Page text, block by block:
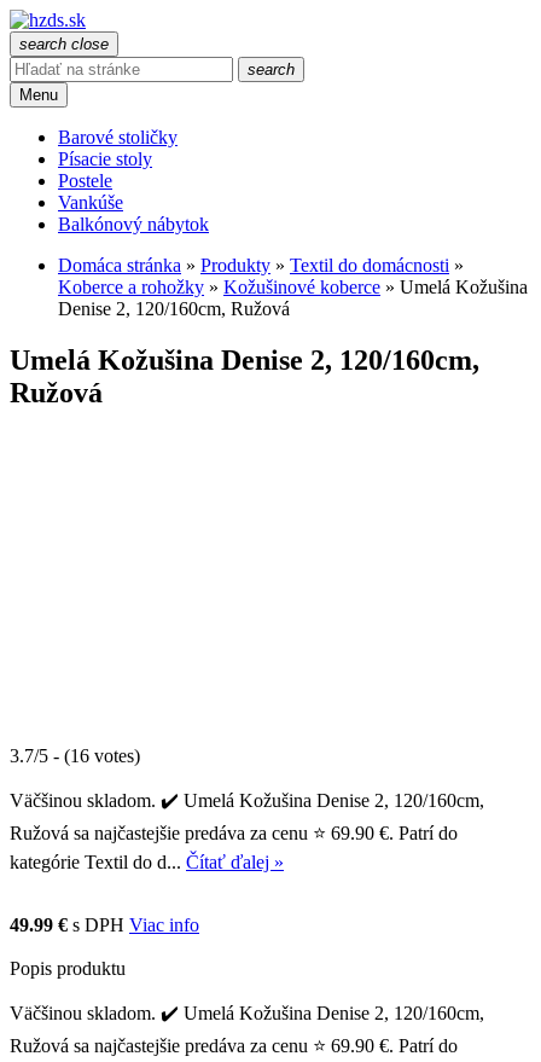
search close
search
Menu
Barové stoličky
Písacie stoly
Postele
Vankúše
Balkónový nábytok
Domáca stránka » Produkty » Textil do domácnosti »
Koberce a rohožky » Kožušinové koberce » Umelá Kožušina
Denise 2, 120/160cm, Ružová
Umelá Kožušina Denise 2, 120/160cm,
Ružová
3.7/5 - (16 votes)
Väčšinou skladom. ✔️ Umelá Kožušina Denise 2, 120/160cm,
Ružová sa najčastejšie predáva za cenu ⭐ 69.90 €. Patrí do
kategórie Textil do d... Čítať ďalej »
49.99 € s DPH Viac info
Popis produktu
Väčšinou skladom. ✔️ Umelá Kožušina Denise 2, 120/160cm,
Ružová sa najčastejšie predáva za cenu ⭐ 69.90 €. Patrí do